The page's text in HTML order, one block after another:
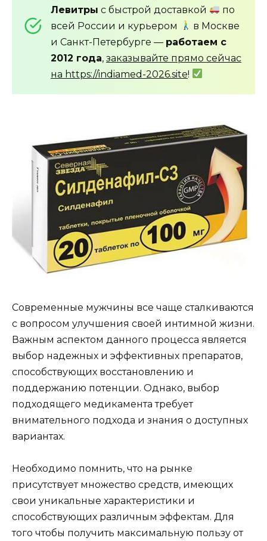
Левитры с быстрой доставкой
по
всей России и курьером
в Москве
и Санкт-Петербурге — работаем с
2012 года, заказывайте прямо сейчас
на https://indiamed-2026.site!
Современные мужчины все чаще сталкиваются
с вопросом улучшения своей интимной жизни.
Важным аспектом данного процесса является
выбор надежных и эффективных препаратов,
способствующих восстановлению и
поддержанию потенции. Однако, выбор
подходящего медикамента требует
внимательного подхода и знания о доступных
вариантах.
Необходимо помнить, что на рынке
присутствует множество средств, имеющих
свои уникальные характеристики и
способствующих различным эффектам. Для
того чтобы получить максимальную пользу от